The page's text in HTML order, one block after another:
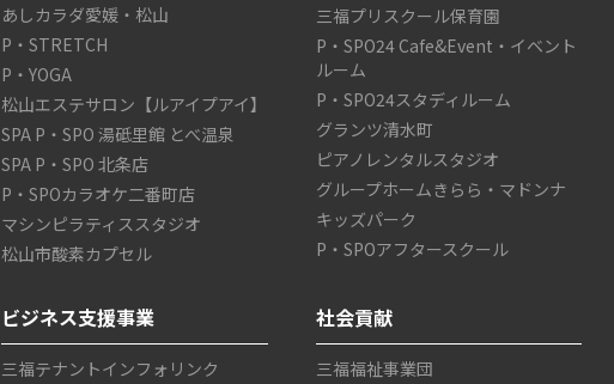
あしカラダ愛媛・松山
P・STRETCH
P・YOGA
松山エステサロン【ルアイプアイ】
SPA P・SPO 湯砥里館 とべ温泉
SPA P・SPO 北条店
P・SPOカラオケ二番町店
マシンピラティススタジオ
松山市酸素カプセル
三福プリスクール保育園
P・SPO24 Cafe&Event・イベント
ルーム
P・SPO24スタディルーム
グランツ清水町
ピアノレンタルスタジオ
グループホームきらら・マドンナ
キッズパーク
P・SPOアフタースクール
ビジネス支援事業
三福テナントインフォリンク
社会貢献
三福福祉事業団